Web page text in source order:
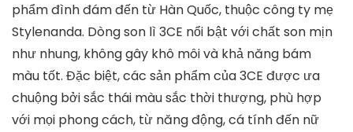
phẩm đình đám đến từ Hàn Quốc, thuộc công ty mẹ
Stylenanda. Dòng son lì 3CE nổi bật với chất son mịn
như nhung, không gây khô môi và khả năng bám
màu tốt. Đặc biệt, các sản phẩm của 3CE được ưa
chuộng bởi sắc thái màu sắc thời thượng, phù hợp
với mọi phong cách, từ năng động, cá tính đến nữ